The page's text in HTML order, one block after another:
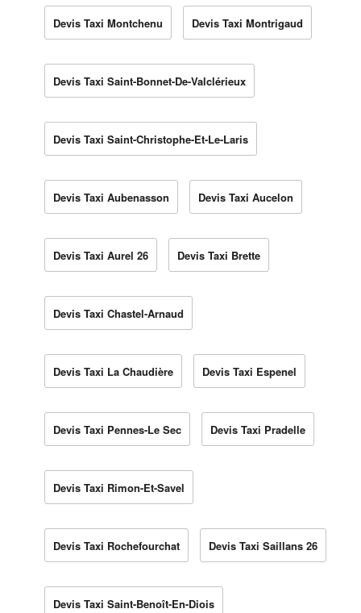
Devis Taxi Montchenu Devis Taxi Montrigaud
Devis Taxi Saint-Bonnet-De-Valclérieux
Devis Taxi Saint-Christophe-Et-Le-Laris
Devis Taxi Aubenasson Devis Taxi Aucelon
Devis Taxi Aurel 26 Devis Taxi Brette
Devis Taxi Chastel-Arnaud
Devis Taxi La Chaudière Devis Taxi Espenel
Devis Taxi Pennes-Le Sec Devis Taxi Pradelle
Devis Taxi Rimon-Et-Savel
Devis Taxi Rochefourchat Devis Taxi Saillans 26
Devis Taxi Saint-Benoît-En-Diois